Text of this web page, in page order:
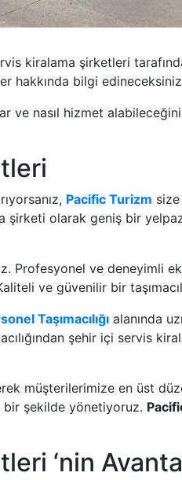
kiralama şirketleri
hakkında bilgi
ve nasıl hizmet
Pacific Turizm
şirketi olarak geniş bir
Profesyonel ve deneyimli
ve güvenilir bir
Taşımacılığı alanında
şehir içi servis
müşterilerimize en üst
bir şekilde yönetiyoruz.
‘nin